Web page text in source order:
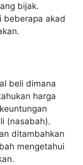
bijak.
beberapa akad
beli dimana
harga
(nasabah).
ditambahkan
mengetahui